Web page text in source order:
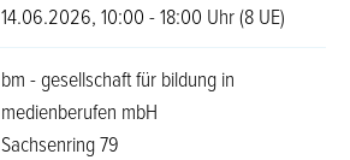
14.06.2026, 10:00 - 18:00 Uhr (8 UE)
bm - gesellschaft für bildung in
medienberufen mbH
Sachsenring 79